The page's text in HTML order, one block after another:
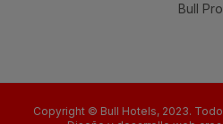
Bull Pro
Copyright © Bull Hotels, 2023.